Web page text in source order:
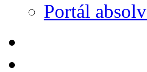
Portál